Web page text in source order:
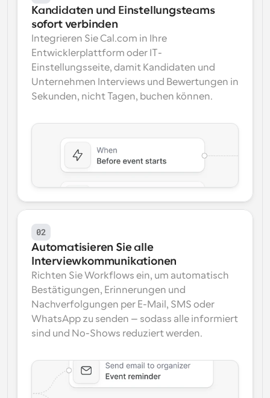
Kandidaten und Einstellungsteams
sofort verbinden
Integrieren Sie Cal.com in Ihre
Entwicklerplattform oder IT-
Einstellungsseite, damit Kandidaten und
Unternehmen Interviews und Bewertungen in
Sekunden, nicht Tagen, buchen können.
02
Automatisieren Sie alle
Interviewkommunikationen
Richten Sie Workflows ein, um automatisch
Bestätigungen, Erinnerungen und
Nachverfolgungen per E-Mail, SMS oder
WhatsApp zu senden – sodass alle informiert
sind und No-Shows reduziert werden.